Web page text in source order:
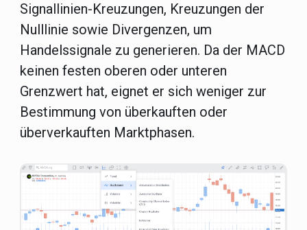
Signallinien-Kreuzungen, Kreuzungen der
Nulllinie sowie Divergenzen, um
Handelssignale zu generieren. Da der MACD
keinen festen oberen oder unteren
Grenzwert hat, eignet er sich weniger zur
Bestimmung von überkauften oder
überverkauften Marktphasen.